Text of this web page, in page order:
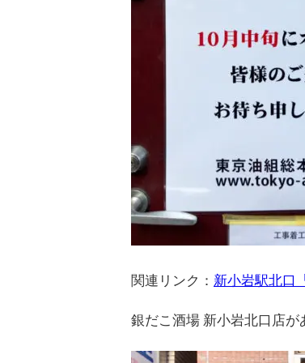
関連リンク： 新小岩駅北口
銀だこ酒場 新小岩北口店が